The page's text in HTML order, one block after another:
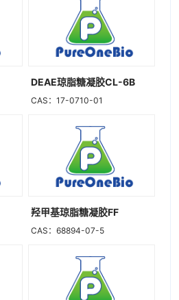
DEAE琼脂糖凝胶CL-6B
CAS：17-0710-01
羟甲基琼脂糖凝胶FF
CAS：68894-07-5